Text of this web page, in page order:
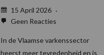
15 April 2026
Geen Reacties
In de Vlaamse varkenssector
heerst meer tevredenheid en is